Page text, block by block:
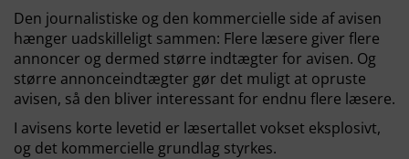
Den journalistiske og den kommercielle side af avisen
hænger uadskilleligt sammen: Flere læsere giver flere
annoncer og dermed større indtægter for avisen. Og
større annonceindtægter gør det muligt at opruste
avisen, så den bliver interessant for endnu flere læsere.
I avisens korte levetid er læsertallet vokset eksplosivt,
og det kommercielle grundlag styrkes.